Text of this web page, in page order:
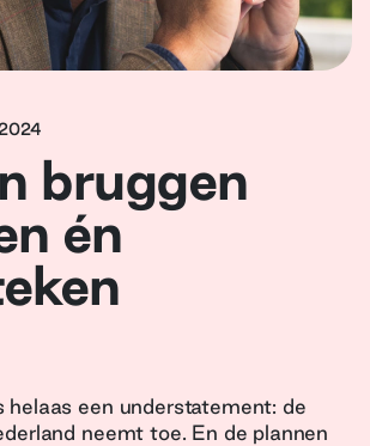
bruggen
én
helaas een understatement: de
neemt toe. En de plannen